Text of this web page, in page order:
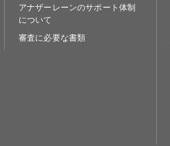
アナザーレーンのサポート体制
について
審査に必要な書類